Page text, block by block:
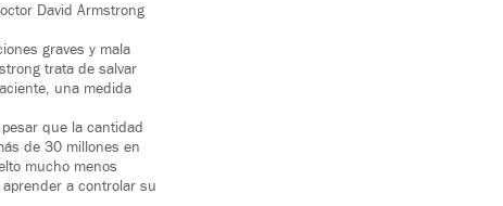
David Armstrong
graves y mala
trata de salvar
una medida
que la cantidad
de 30 millones en
mucho menos
a controlar su